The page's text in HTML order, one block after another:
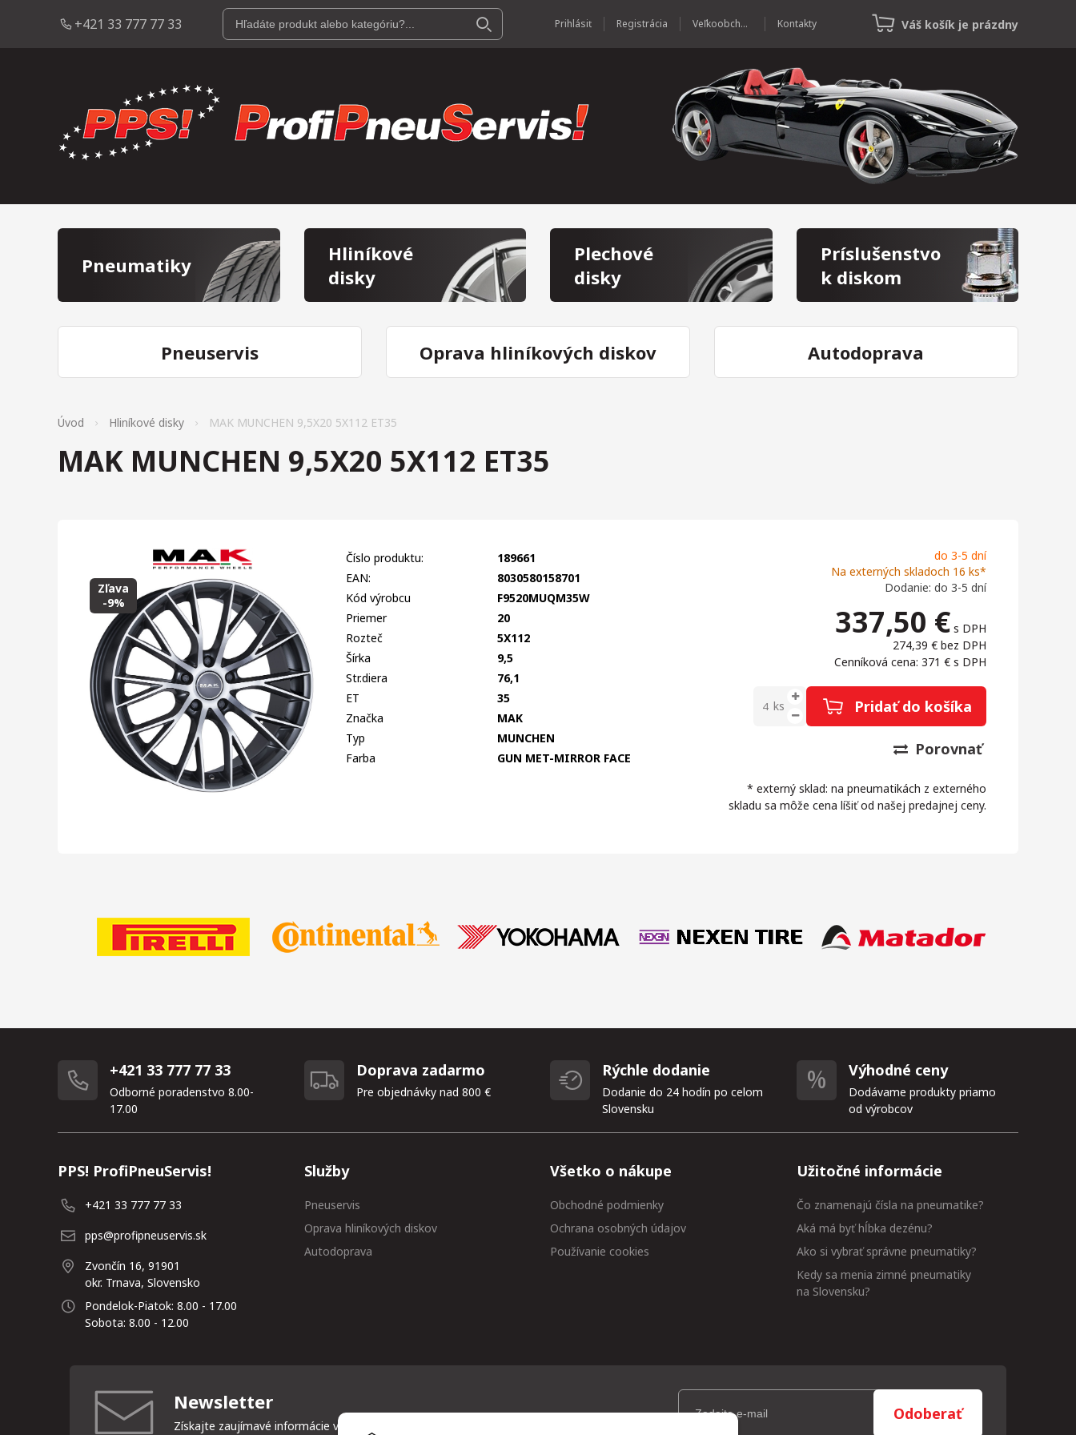
+421 33 777 77 33 Prihlásiť Registrácia Veľkoobchod Kontakty Váš košík je prázdny
Pneumatiky
Hliníkové
disky
Plechové
disky
Príslušenstvo
k diskom
Pneuservis Oprava hliníkových diskov Autodoprava
Úvod Hliníkové disky MAK MUNCHEN 9,5X20 5X112 ET35
MAK MUNCHEN 9,5X20 5X112 ET35
Zľava
-9%
do 3-5 dní
Na externých skladoch 16 ks*
Dodanie: do 3-5 dní
337,50 € s DPH
274,39 € bez DPH
Cenníková cena: 371 € s DPH
ks Pridať do košíka
Porovnať
* externý sklad: na pneumatikách z externého
skladu sa môže cena líšiť od našej predajnej ceny.
Číslo produktu:
189661
EAN:
8030580158701
Kód výrobcu
F9520MUQM35W
Priemer
20
Rozteč
5X112
Šírka
9,5
Str.diera
76,1
ET
35
Značka
MAK
Typ
MUNCHEN
Farba
GUN MET-MIRROR FACE
+421 33 777 77 33
Odborné poradenstvo 8.00-
17.00
Doprava zadarmo
Pre objednávky nad 800 €
Rýchle dodanie
Dodanie do 24 hodín po celom
Slovensku
Výhodné ceny
Dodávame produkty priamo
od výrobcov
PPS! ProfiPneuServis!
+421 33 777 77 33
pps@profipneuservis.sk
Zvončín 16, 91901
okr. Trnava, Slovensko
Pondelok-Piatok: 8.00 - 17.00
Sobota: 8.00 - 12.00
Služby
Pneuservis
Oprava hliníkových diskov
Autodoprava
Všetko o nákupe
Obchodné podmienky
Ochrana osobných údajov
Používanie cookies
Užitočné informácie
Čo znamenajú čísla na pneumatike?
Aká má byť hĺbka dezénu?
Ako si vybrať správne pneumatiky?
Kedy sa menia zimné pneumatiky
na Slovensku?
Newsletter
Získajte zaujímavé informácie vždy medzi prvými
Odoberať